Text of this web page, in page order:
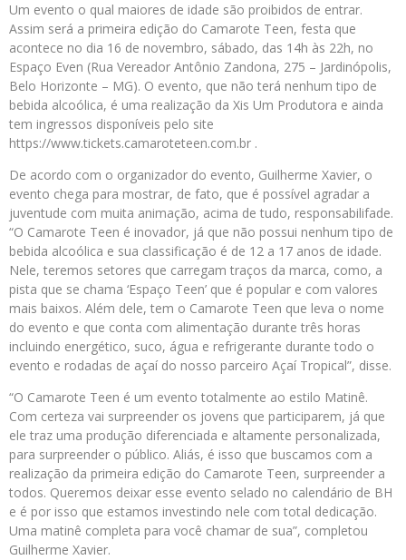
Um evento o qual maiores de idade são proibidos de entrar.
Assim será a primeira edição do Camarote Teen, festa que
acontece no dia 16 de novembro, sábado, das 14h às 22h, no
Espaço Even (Rua Vereador Antônio Zandona, 275 – Jardinópolis,
Belo Horizonte – MG). O evento, que não terá nenhum tipo de
bebida alcoólica, é uma realização da Xis Um Produtora e ainda
tem ingressos disponíveis pelo site
https://www.tickets.camaroteteen.com.br .
De acordo com o organizador do evento, Guilherme Xavier, o
evento chega para mostrar, de fato, que é possível agradar a
juventude com muita animação, acima de tudo, responsabilifade.
“O Camarote Teen é inovador, já que não possui nenhum tipo de
bebida alcoólica e sua classificação é de 12 a 17 anos de idade.
Nele, teremos setores que carregam traços da marca, como, a
pista que se chama ‘Espaço Teen’ que é popular e com valores
mais baixos. Além dele, tem o Camarote Teen que leva o nome
do evento e que conta com alimentação durante três horas
incluindo energético, suco, água e refrigerante durante todo o
evento e rodadas de açaí do nosso parceiro Açaí Tropical”, disse.
“O Camarote Teen é um evento totalmente ao estilo Matinê.
Com certeza vai surpreender os jovens que participarem, já que
ele traz uma produção diferenciada e altamente personalizada,
para surpreender o público. Aliás, é isso que buscamos com a
realização da primeira edição do Camarote Teen, surpreender a
todos. Queremos deixar esse evento selado no calendário de BH
e é por isso que estamos investindo nele com total dedicação.
Uma matinê completa para você chamar de sua”, completou
Guilherme Xavier.